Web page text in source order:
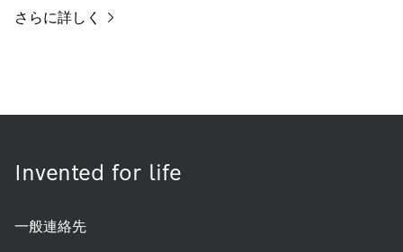
さらに詳しく
Invented for life
一般連絡先